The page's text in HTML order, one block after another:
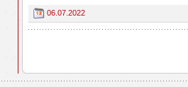
06.07.2022